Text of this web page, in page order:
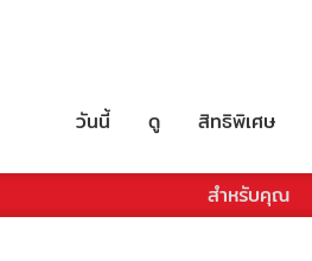
วันนี้ ดู สิทธิพิเศษ
สำหรับคุณ